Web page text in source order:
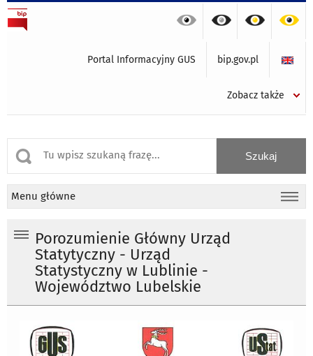
Portal Informacyjny GUS bip.gov.pl
Zobacz także
Menu główne
Porozumienie Główny Urząd
Statytyczny - Urząd
Statystyczny w Lublinie -
Województwo Lubelskie